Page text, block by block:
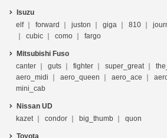
Isuzu
elf
forward juston giga 810
cubic
como fargo
Mitsubishi Fuso
canter
guts fighter super_great
aero_midi
aero_queen aero_ace
mini_cab
Nissan UD
kazet
condor big_thumb quon
Toyota